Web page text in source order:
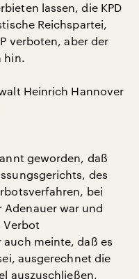
lassen, die KPD
Reichspartei,
verboten, aber der
hin.
Heinrich Hannover
geworden, daß
des
bei
Adenauer war und
Verbot
meinte, daß es
ausgerechnet die
auszuschließen,